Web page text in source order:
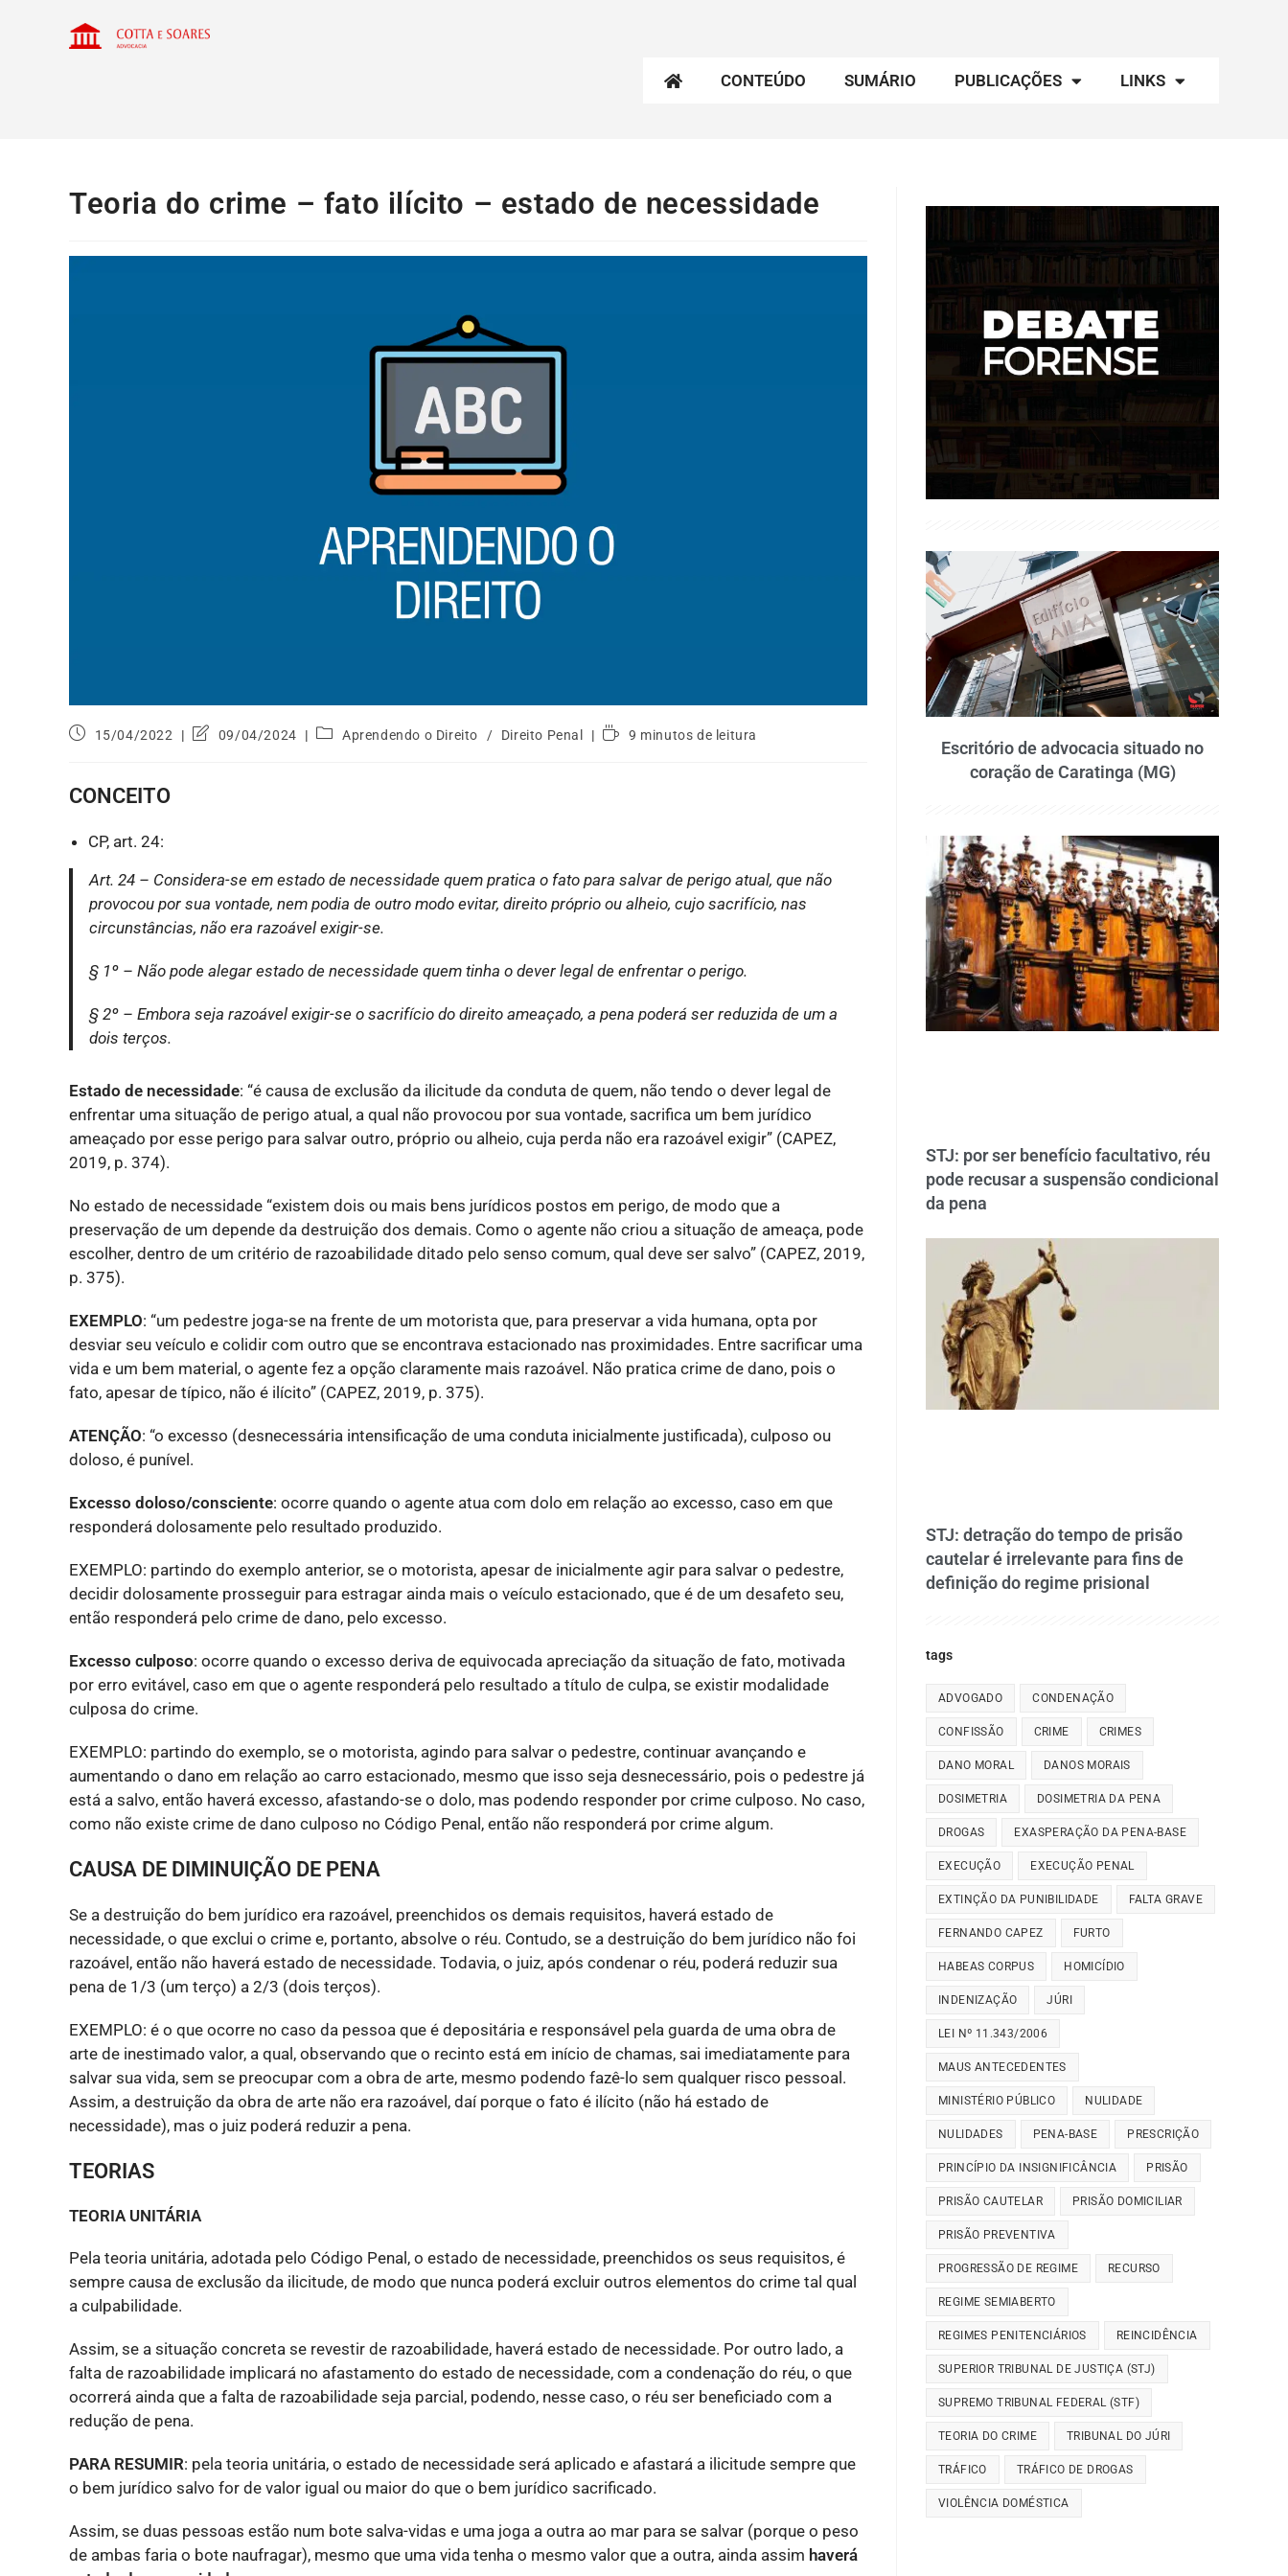
CONTEÚDO SUMÁRIO PUBLICAÇÕES LINKS
Teoria do crime – fato ilícito – estado de necessidade
15/04/2022 09/04/2024 Aprendendo o Direito / Direito Penal 9 minutos de leitura
CONCEITO
CP, art. 24:
Art. 24 – Considera-se em estado de necessidade quem pratica o fato para salvar de perigo atual, que não
provocou por sua vontade, nem podia de outro modo evitar, direito próprio ou alheio, cujo sacrifício, nas
circunstâncias, não era razoável exigir-se.
§ 1º – Não pode alegar estado de necessidade quem tinha o dever legal de enfrentar o perigo.
§ 2º – Embora seja razoável exigir-se o sacrifício do direito ameaçado, a pena poderá ser reduzida de um a
dois terços.
Estado de necessidade: “é causa de exclusão da ilicitude da conduta de quem, não tendo o dever legal de
enfrentar uma situação de perigo atual, a qual não provocou por sua vontade, sacrifica um bem jurídico
ameaçado por esse perigo para salvar outro, próprio ou alheio, cuja perda não era razoável exigir” (CAPEZ,
2019, p. 374).
No estado de necessidade “existem dois ou mais bens jurídicos postos em perigo, de modo que a
preservação de um depende da destruição dos demais. Como o agente não criou a situação de ameaça, pode
escolher, dentro de um critério de razoabilidade ditado pelo senso comum, qual deve ser salvo” (CAPEZ, 2019,
p. 375).
EXEMPLO: “um pedestre joga-se na frente de um motorista que, para preservar a vida humana, opta por
desviar seu veículo e colidir com outro que se encontrava estacionado nas proximidades. Entre sacrificar uma
vida e um bem material, o agente fez a opção claramente mais razoável. Não pratica crime de dano, pois o
fato, apesar de típico, não é ilícito” (CAPEZ, 2019, p. 375).
ATENÇÃO: “o excesso (desnecessária intensificação de uma conduta inicialmente justificada), culposo ou
doloso, é punível.
Excesso doloso/consciente: ocorre quando o agente atua com dolo em relação ao excesso, caso em que
responderá dolosamente pelo resultado produzido.
EXEMPLO: partindo do exemplo anterior, se o motorista, apesar de inicialmente agir para salvar o pedestre,
decidir dolosamente prosseguir para estragar ainda mais o veículo estacionado, que é de um desafeto seu,
então responderá pelo crime de dano, pelo excesso.
Excesso culposo: ocorre quando o excesso deriva de equivocada apreciação da situação de fato, motivada
por erro evitável, caso em que o agente responderá pelo resultado a título de culpa, se existir modalidade
culposa do crime.
EXEMPLO: partindo do exemplo, se o motorista, agindo para salvar o pedestre, continuar avançando e
aumentando o dano em relação ao carro estacionado, mesmo que isso seja desnecessário, pois o pedestre já
está a salvo, então haverá excesso, afastando-se o dolo, mas podendo responder por crime culposo. No caso,
como não existe crime de dano culposo no Código Penal, então não responderá por crime algum.
CAUSA DE DIMINUIÇÃO DE PENA
Se a destruição do bem jurídico era razoável, preenchidos os demais requisitos, haverá estado de
necessidade, o que exclui o crime e, portanto, absolve o réu. Contudo, se a destruição do bem jurídico não foi
razoável, então não haverá estado de necessidade. Todavia, o juiz, após condenar o réu, poderá reduzir sua
pena de 1/3 (um terço) a 2/3 (dois terços).
EXEMPLO: é o que ocorre no caso da pessoa que é depositária e responsável pela guarda de uma obra de
arte de inestimado valor, a qual, observando que o recinto está em início de chamas, sai imediatamente para
salvar sua vida, sem se preocupar com a obra de arte, mesmo podendo fazê-lo sem qualquer risco pessoal.
Assim, a destruição da obra de arte não era razoável, daí porque o fato é ilícito (não há estado de
necessidade), mas o juiz poderá reduzir a pena.
TEORIAS
TEORIA UNITÁRIA
Pela teoria unitária, adotada pelo Código Penal, o estado de necessidade, preenchidos os seus requisitos, é
sempre causa de exclusão da ilicitude, de modo que nunca poderá excluir outros elementos do crime tal qual
a culpabilidade.
Assim, se a situação concreta se revestir de razoabilidade, haverá estado de necessidade. Por outro lado, a
falta de razoabilidade implicará no afastamento do estado de necessidade, com a condenação do réu, o que
ocorrerá ainda que a falta de razoabilidade seja parcial, podendo, nesse caso, o réu ser beneficiado com a
redução de pena.
PARA RESUMIR: pela teoria unitária, o estado de necessidade será aplicado e afastará a ilicitude sempre que
o bem jurídico salvo for de valor igual ou maior do que o bem jurídico sacrificado.
Assim, se duas pessoas estão num bote salva-vidas e uma joga a outra ao mar para se salvar (porque o peso
de ambas faria o bote naufragar), mesmo que uma vida tenha o mesmo valor que a outra, ainda assim haverá
Escritório de advocacia situado no
coração de Caratinga (MG)
STJ: por ser benefício facultativo, réu
pode recusar a suspensão condicional
da pena
STJ: detração do tempo de prisão
cautelar é irrelevante para fins de
definição do regime prisional
tags
ADVOGADO CONDENAÇÃO
CONFISSÃO CRIME CRIMES
DANO MORAL DANOS MORAIS
DOSIMETRIA DOSIMETRIA DA PENA
DROGAS EXASPERAÇÃO DA PENA-BASE
EXECUÇÃO EXECUÇÃO PENAL
EXTINÇÃO DA PUNIBILIDADE FALTA GRAVE
FERNANDO CAPEZ FURTO
HABEAS CORPUS HOMICÍDIO
INDENIZAÇÃO JÚRI
LEI Nº 11.343/2006
MAUS ANTECEDENTES
MINISTÉRIO PÚBLICO NULIDADE
NULIDADES PENA-BASE PRESCRIÇÃO
PRINCÍPIO DA INSIGNIFICÂNCIA PRISÃO
PRISÃO CAUTELAR PRISÃO DOMICILIAR
PRISÃO PREVENTIVA
PROGRESSÃO DE REGIME RECURSO
REGIME SEMIABERTO
REGIMES PENITENCIÁRIOS REINCIDÊNCIA
SUPERIOR TRIBUNAL DE JUSTIÇA (STJ)
SUPREMO TRIBUNAL FEDERAL (STF)
TEORIA DO CRIME TRIBUNAL DO JÚRI
TRÁFICO TRÁFICO DE DROGAS
VIOLÊNCIA DOMÉSTICA